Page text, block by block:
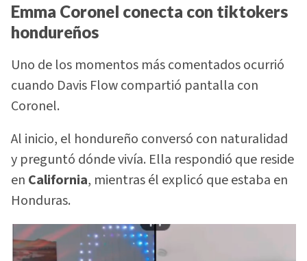
Emma Coronel conecta con tiktokers
hondureños
Uno de los momentos más comentados ocurrió
cuando Davis Flow compartió pantalla con
Coronel.
Al inicio, el hondureño conversó con naturalidad
y preguntó dónde vivía. Ella respondió que reside
en California, mientras él explicó que estaba en
Honduras.